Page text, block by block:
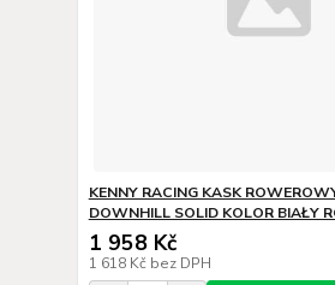
KENNY RACING KASK
DOWNHILL SOLID KOLOR BIAŁY
1 958 Kč
1 618 Kč bez DPH